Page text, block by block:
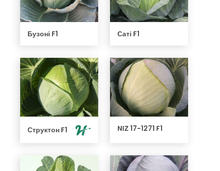
Бузоні F1 Саті F1
Структон F1 NIZ 17-1271 F1